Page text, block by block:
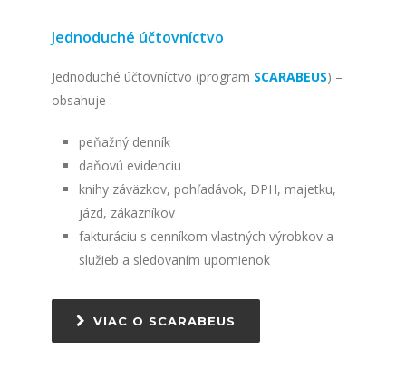
Jednoduché účtovníctvo
Jednoduché účtovníctvo (program SCARABEUS) –
obsahuje :
peňažný denník
daňovú evidenciu
knihy záväzkov, pohľadávok, DPH, majetku,
jázd, zákazníkov
fakturáciu s cenníkom vlastných výrobkov a
služieb a sledovaním upomienok
VIAC O SCARABEUS